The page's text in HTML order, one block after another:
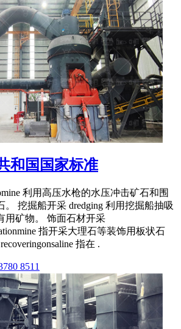
和国国家标准
利用高压水枪的水压冲击矿石和围
。 挖掘船开采 dredging 利用挖掘船抽吸
用矿物。 饰面石材开采
指开采大理石等装饰用板状石
指在 .
8511